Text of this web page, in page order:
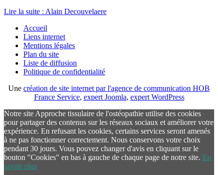
Lire la suite : Alain Decouvelaere
Accueil
Liens internet
Mentions légales
Plan du site
Liste de diffusion
Politique de confidentialité
Une création de site internet par l'agence de communication HOB
France Service, expert Joomla, expert WordPress
Notre site Approche tissulaire de l'ostéopathie utilise des cookies
pour partager des contenus sur les réseaux sociaux et améliorer votre
expérience. En refusant les cookies, certains services seront amenés
à ne pas fonctionner correctement. Nous conservons votre choix
pendant 30 jours. Vous pouvez changer d'avis en cliquant sur le
bouton "Cookies" en bas à gauche de chaque page de notre site. En
savoir plus